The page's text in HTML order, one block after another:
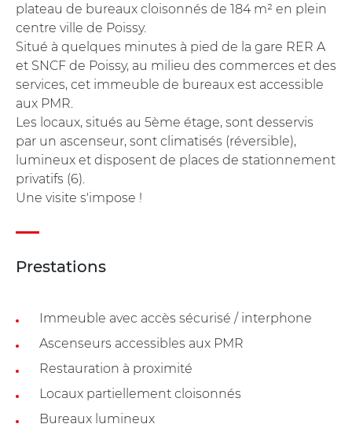
plateau de bureaux cloisonnés de 184 m² en plein
centre ville de Poissy.
Situé à quelques minutes à pied de la gare RER A
et SNCF de Poissy, au milieu des commerces et des
services, cet immeuble de bureaux est accessible
aux PMR.
Les locaux, situés au 5ème étage, sont desservis
par un ascenseur, sont climatisés (réversible),
lumineux et disposent de places de stationnement
privatifs (6).
Une visite s'impose !
Prestations
Immeuble avec accès sécurisé / interphone
Ascenseurs accessibles aux PMR
Restauration à proximité
Locaux partiellement cloisonnés
Bureaux lumineux